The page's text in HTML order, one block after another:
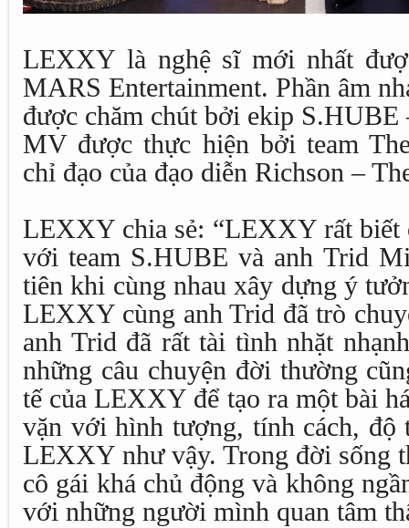
LEXXY là nghệ sĩ mới nhất
MARS Entertainment. Phần âm
được chăm chút bởi ekip S.HUBE
MV được thực hiện bởi team
chỉ đạo của đạo diễn Richson –
LEXXY chia sẻ: “LEXXY rất biết
với team S.HUBE và anh Trid
tiên khi cùng nhau xây dựng ý
LEXXY cùng anh Trid đã trò
anh Trid đã rất tài tình nhặt
những câu chuyện đời thường
tế của LEXXY để tạo ra một bài
vặn với hình tượng, tính cách, độ
LEXXY như vậy. Trong đời sống
cô gái khá chủ động và không
với những người mình quan tâm